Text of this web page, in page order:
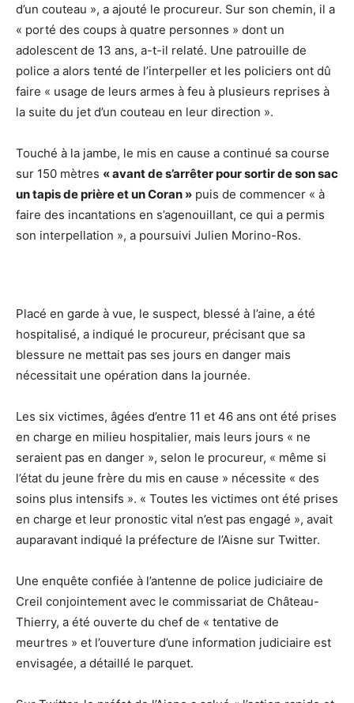
d’un couteau », a ajouté le procureur. Sur son chemin, il a
« porté des coups à quatre personnes » dont un
adolescent de 13 ans, a-t-il relaté. Une patrouille de
police a alors tenté de l’interpeller et les policiers ont dû
faire « usage de leurs armes à feu à plusieurs reprises à
la suite du jet d’un couteau en leur direction ».
Touché à la jambe, le mis en cause a continué sa course
sur 150 mètres « avant de s’arrêter pour sortir de son sac
un tapis de prière et un Coran » puis de commencer « à
faire des incantations en s’agenouillant, ce qui a permis
son interpellation », a poursuivi Julien Morino-Ros.
Placé en garde à vue, le suspect, blessé à l’aine, a été
hospitalisé, a indiqué le procureur, précisant que sa
blessure ne mettait pas ses jours en danger mais
nécessitait une opération dans la journée.
Les six victimes, âgées d’entre 11 et 46 ans ont été prises
en charge en milieu hospitalier, mais leurs jours « ne
seraient pas en danger », selon le procureur, « même si
l’état du jeune frère du mis en cause » nécessite « des
soins plus intensifs ». « Toutes les victimes ont été prises
en charge et leur pronostic vital n’est pas engagé », avait
auparavant indiqué la préfecture de l’Aisne sur Twitter.
Une enquête confiée à l’antenne de police judiciaire de
Creil conjointement avec le commissariat de Château-
Thierry, a été ouverte du chef de « tentative de
meurtres » et l’ouverture d’une information judiciaire est
envisagée, a détaillé le parquet.